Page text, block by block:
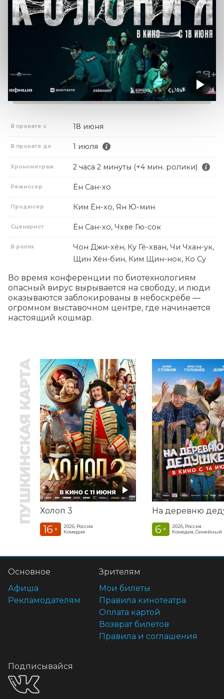
В прокате с 18 июня
В прокате до 1 июля
Хронометраж 2 часа 2 минуты (+4 мин. ролики)
Режиссер Ён Сан-хо
Продюсер Ким Ён-хо, Ян Ю-мин
Сценарист Ён Сан-хо, Чхве Гю-сок
В ролях
Чон Джи-хён, Ку Гё-хван, Чи Чхан-ук,
Щин Хён-бин, Ким Щин-нок, Ко Су
Во время конференции по биотехнологиям
опасный вирус вырывается на свободу, и люди
оказываются заблокированы в небоскрёбе —
огромном выставочном центре, где начинается
настоящий кошмар.
ПУШКИНСКАЯ КАРТА Холоп 3
16 +
2026, Россия
Комедия
6 +
2026, Россия
Комедия, Семейный
Основное
Афиша
Рекламодателям
Зрителям
Мои билеты
Правила кинотеатра
Оплата картой
Возврат билетов
Правила и соглашения
Подписывайся